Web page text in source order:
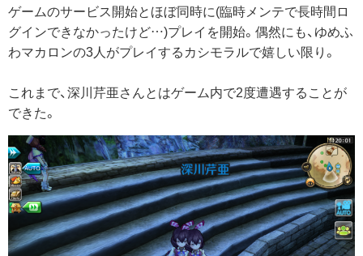
ゲームのサービス開始とほぼ同時に(臨時メンテで長時間ロ
グインできなかったけど…)プレイを開始。偶然にも、ゆめふ
わマカロンの3人がプレイするカシモラルで嬉しい限り。
これまで、深川芹亜さんとはゲーム内で2度遭遇することが
できた。